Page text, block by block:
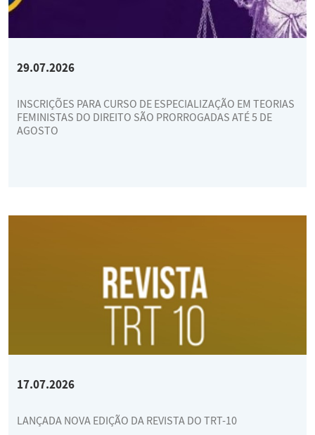
29.07.2026
INSCRIÇÕES PARA CURSO DE ESPECIALIZAÇÃO EM TEORIAS
FEMINISTAS DO DIREITO SÃO PRORROGADAS ATÉ 5 DE
AGOSTO
17.07.2026
LANÇADA NOVA EDIÇÃO DA REVISTA DO TRT-10